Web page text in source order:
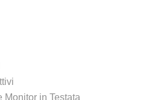
Monitor in Testata